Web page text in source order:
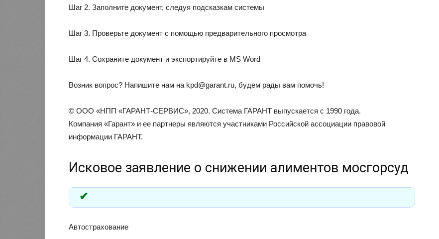
Шаг 2. Заполните документ, следуя подсказкам системы
Шаг 3. Проверьте документ с помощью предварительного просмотра
Шаг 4. Сохраните документ и экспортируйте в MS Word
Возник вопрос? Напишите нам на kpd@garant.ru, будем рады вам помочь!
© ООО «НПП «ГАРАНТ-СЕРВИС», 2020. Система ГАРАНТ выпускается с 1990 года.
Компания «Гарант» и ее партнеры являются участниками Российской ассоциации правовой
информации ГАРАНТ.
Исковое заявление о снижении алиментов мосгорсуд
Автострахование